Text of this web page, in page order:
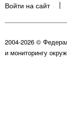
Войти на сайт
2004-2026 ©
и мониторингу